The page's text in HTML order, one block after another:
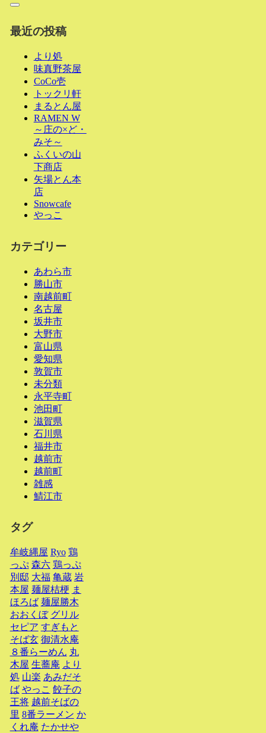
最近の投稿
より処
味真野茶屋
CoCo壱
トックリ軒
まるとん屋
RAMEN W
～庄の×ど・
みそ～
ふくいの山
下商店
矢場とん本
店
Snowcafe
やっこ
カテゴリー
あわら市
勝山市
南越前町
名古屋
坂井市
大野市
富山県
愛知県
敦賀市
未分類
永平寺町
池田町
滋賀県
石川県
福井市
越前市
越前町
雑感
鯖江市
タグ
牟岐縄屋 Ryo 鶏
っぷ 森六 鶏っぷ
別邸 大福 亀蔵 岩
本屋 麺屋桔梗 ま
ほろば 麺屋勝木
おおくぼ グリル
セピア すぎもと
そば玄 御清水庵
８番らーめん 丸
木屋 生蕎庵 より
処 山楽 あみだそ
ば やっこ 餃子の
王将 越前そばの
里 8番ラーメン か
くれ庵 たかせや